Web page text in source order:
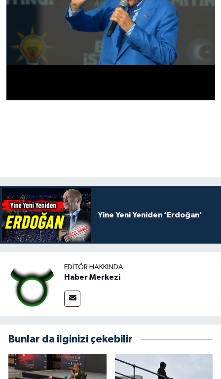
Yine Yeni Yeniden ‘Erdoğan'
EDITÖR HAKKINDA
Haber Merkezi
Bunlar da ilginizi çekebilir